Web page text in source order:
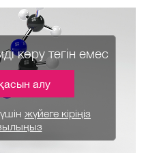
көру тегін емес
алу
жүйеге кіріңіз